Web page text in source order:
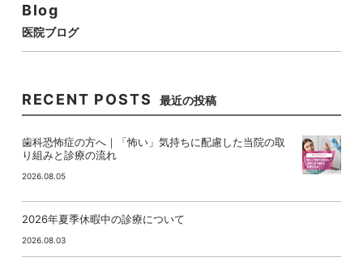
Blog
医院ブログ
RECENT POSTS 最近の投稿
歯科恐怖症の方へ｜「怖い」気持ちに配慮した当院の取
り組みと診療の流れ
2026.08.05
2026年夏季休暇中の診療について
2026.08.03